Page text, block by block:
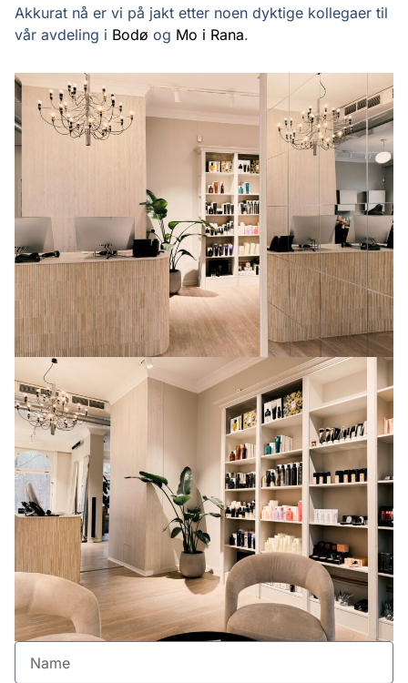
Akkurat nå er vi på jakt etter noen dyktige kollegaer til
vår avdeling i Bodø og Mo i Rana.